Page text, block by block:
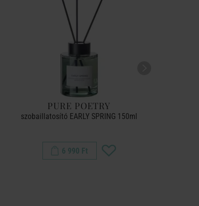
PURE POETRY
szobaillatosító EARLY SPRING 150ml
6 990 Ft